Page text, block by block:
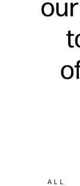
ALL